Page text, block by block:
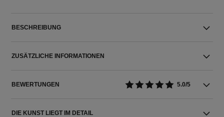
BESCHREIBUNG
ZUSÄTZLICHE INFORMATIONEN
BEWERTUNGEN 5.0/5
DIE KUNST LIEGT IM DETAIL